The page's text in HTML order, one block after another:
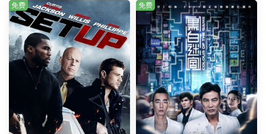
免费 免费